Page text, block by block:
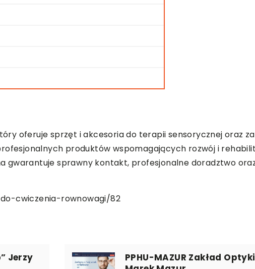
oferuje sprzęt i akcesoria do terapii sensorycznej oraz
produktów wspomagających rozwój i
gwarantuje sprawny kontakt, profesjonalne doradztwo
cwiczenia-rownowagi/82
Jerzy
PPHU-MAZUR Zakład